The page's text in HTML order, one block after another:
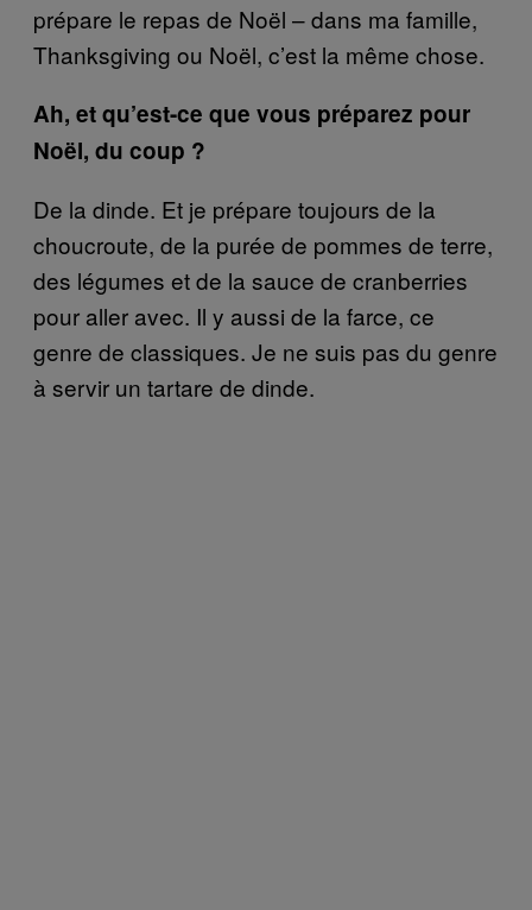
prépare le repas de Noël – dans ma famille,
Thanksgiving ou Noël, c’est la même chose.
Ah, et qu’est-ce que vous préparez pour
Noël, du coup ?
De la dinde. Et je prépare toujours de la
choucroute, de la purée de pommes de terre,
des légumes et de la sauce de cranberries
pour aller avec. Il y aussi de la farce, ce
genre de classiques. Je ne suis pas du genre
à servir un tartare de dinde.